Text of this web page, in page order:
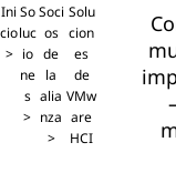
Ini
cio
So
luc
io
ne
s
Soci
os
de
la
alia
nza
Solu
cion
es
de
VMw
are
HCI